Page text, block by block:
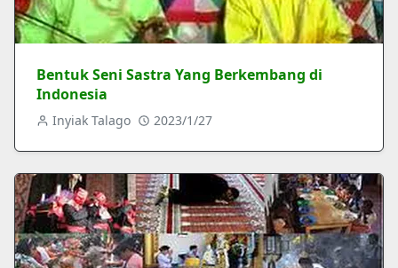
Bentuk Seni Sastra Yang Berkembang di
Indonesia
Inyiak Talago 2023/1/27